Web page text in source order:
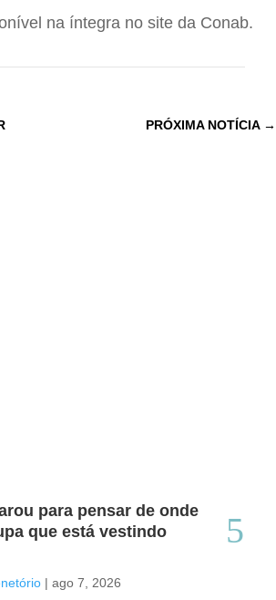
na íntegra no site da Conab.
PRÓXIMA NOTÍCIA→
para pensar de onde
que está vestindo
| ago 7, 2026